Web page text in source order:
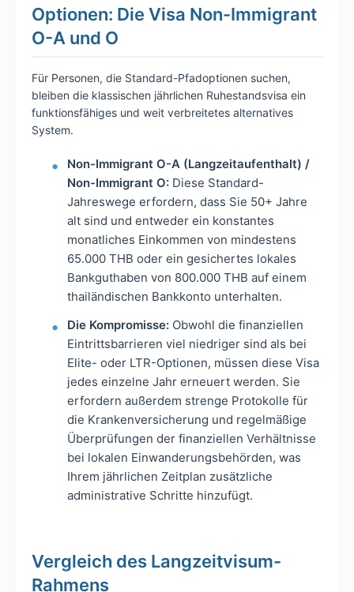
Optionen: Die Visa Non-Immigrant
O-A und O
Für Personen, die Standard-Pfadoptionen suchen,
bleiben die klassischen jährlichen Ruhestandsvisa ein
funktionsfähiges und weit verbreitetes alternatives
System.
Non-Immigrant O-A (Langzeitaufenthalt) /
Non-Immigrant O: Diese Standard-
Jahreswege erfordern, dass Sie 50+ Jahre
alt sind und entweder ein konstantes
monatliches Einkommen von mindestens
65.000 THB oder ein gesichertes lokales
Bankguthaben von 800.000 THB auf einem
thailändischen Bankkonto unterhalten.
Die Kompromisse: Obwohl die finanziellen
Eintrittsbarrieren viel niedriger sind als bei
Elite- oder LTR-Optionen, müssen diese Visa
jedes einzelne Jahr erneuert werden. Sie
erfordern außerdem strenge Protokolle für
die Krankenversicherung und regelmäßige
Überprüfungen der finanziellen Verhältnisse
bei lokalen Einwanderungsbehörden, was
Ihrem jährlichen Zeitplan zusätzliche
administrative Schritte hinzufügt.
Vergleich des Langzeitvisum-
Rahmens